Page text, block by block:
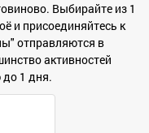
Выбирайте из 1
и присоединяйтесь к
отправляются в
активностей
1 дня.